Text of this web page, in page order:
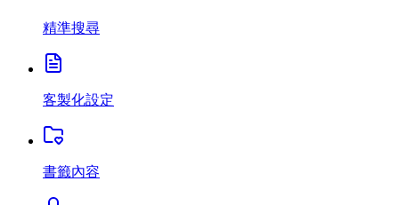
精準搜尋
客製化設定
書籤內容